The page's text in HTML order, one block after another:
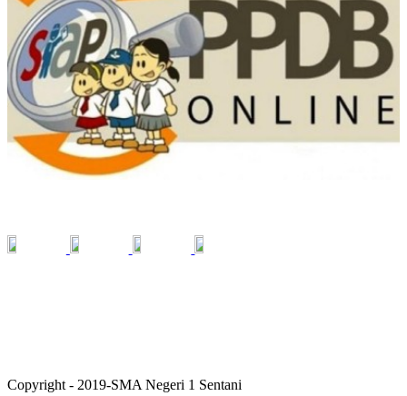
Copyright - 2019-SMA Negeri 1 Sentani